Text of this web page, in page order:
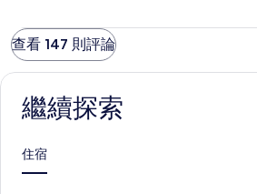
查看 147 則評論
繼續探索
住宿